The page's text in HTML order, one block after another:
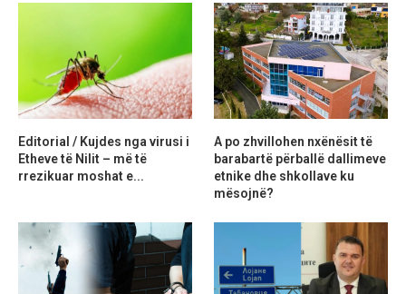
Editorial / Kujdes nga virusi i
Etheve të Nilit – më të
rrezikuar moshat e...
A po zhvillohen nxënësit të
barabartë përballë dallimeve
etnike dhe shkollave ku
mësojnë?